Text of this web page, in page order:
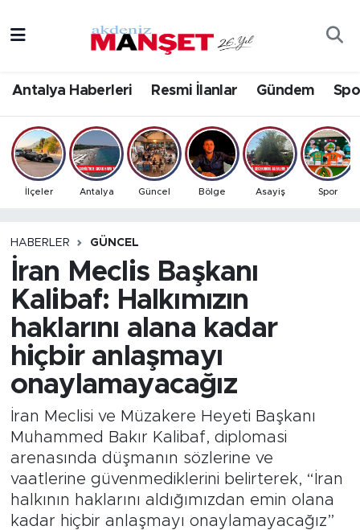
Antalya Haberleri Resmi İlanlar Gündem
İlçeler Antalya Güncel Bölge Asayiş Spor
HABERLER GÜNCEL
İran Meclis Başkanı
Kalibaf: Halkımızın
haklarını alana kadar
hiçbir anlaşmayı
onaylamayacağız
İran Meclisi ve Müzakere Heyeti Başkanı
Muhammed Bakır Kalibaf, diplomasi
arenasında düşmanın sözlerine ve
vaatlerine güvenmediklerini belirterek, “İran
halkının haklarını aldığımızdan emin olana
kadar hiçbir anlaşmayı onaylamayacağız”
Bilim & Teknoloji
Eğitim
Ekonomi
Gündem
İlçeler
Kültür- Sanat
Magazin
Özel Haber
Politika
Resmi İlanlar
Antalya Hava Durumu
Antalya Namaz Vakitleri
Antalya Trafik Yoğunluk Haritası
Tüm Manşetler
Son Dakika Haberleri
Haber Arşivi